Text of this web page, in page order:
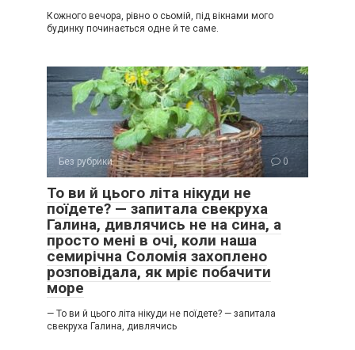
Кожного вечора, рівно о сьомій, під вікнами мого
будинку починається одне й те саме.
Без рубрики 0
То ви й цього літа нікуди не
поїдете? — запитала свекруха
Галина, дивлячись не на сина, а
просто мені в очі, коли наша
семирічна Соломія захоплено
розповідала, як мріє побачити
море
— То ви й цього літа нікуди не поїдете? — запитала
свекруха Галина, дивлячись